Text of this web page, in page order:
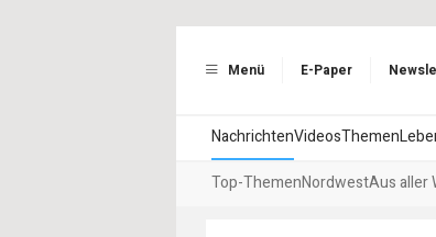
Menü E-Paper
NachrichtenVideosThemen
Top-ThemenNordwestAus aller